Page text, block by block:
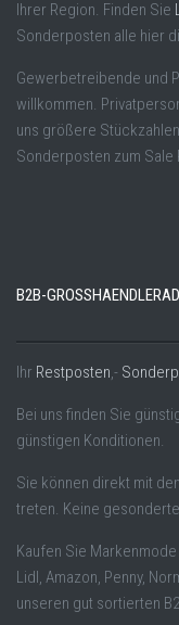
Ihrer Region. Finden Sie
Sonderposten alle hier
Gewerbetreibende und
willkommen.
uns größere
Sonderposten zum Sale
B2B-
Ihr Restposten,-
Bei uns finden Sie
günstigen Konditionen.
Sie können direkt mit
treten. Keine
Kaufen Sie
Lidl, Amazon, Penny,
unseren gut sortierten